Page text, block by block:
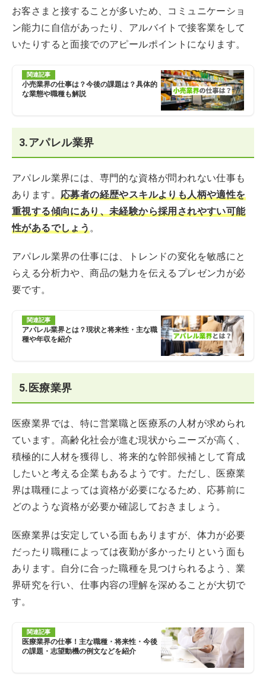
お客さまと接することが多いため、コミュニケーショ
ン能力に自信があったり、アルバイトで接客業をして
いたりすると面接でのアピールポイントになります。
関連記事
小売業界の仕事は？今後の課題は？具体的
な業態や職種も解説
3.アパレル業界
アパレル業界には、専門的な資格が問われない仕事も
あります。 応募者の経歴やスキルよりも人柄や適性を
重視する傾向にあり、未経験から採用されやすい可能
性があるでしょう 。
アパレル業界の仕事には、トレンドの変化を敏感にと
らえる分析力や、商品の魅力を伝えるプレゼン力が必
要です。
関連記事
アパレル業界とは？現状と将来性・主な職
種や年収を紹介
5.医療業界
医療業界では、特に営業職と医療系の人材が求められ
ています。高齢化社会が進む現状からニーズが高く、
積極的に人材を獲得し、将来的な幹部候補として育成
したいと考える企業もあるようです。ただし、医療業
界は職種によっては資格が必要になるため、応募前に
どのような資格が必要か確認しておきましょう。
医療業界は安定している面もありますが、体力が必要
だったり職種によっては夜勤が多かったりという面も
あります。自分に合った職種を見つけられるよう、業
界研究を行い、仕事内容の理解を深めることが大切で
す。
関連記事
医療業界の仕事！主な職種・将来性・今後
の課題・志望動機の例文などを紹介